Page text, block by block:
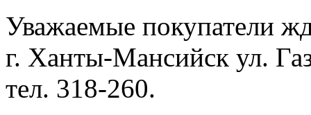
Уважаемые покупатели
г. Ханты-Мансийск ул.
тел. 318-260.